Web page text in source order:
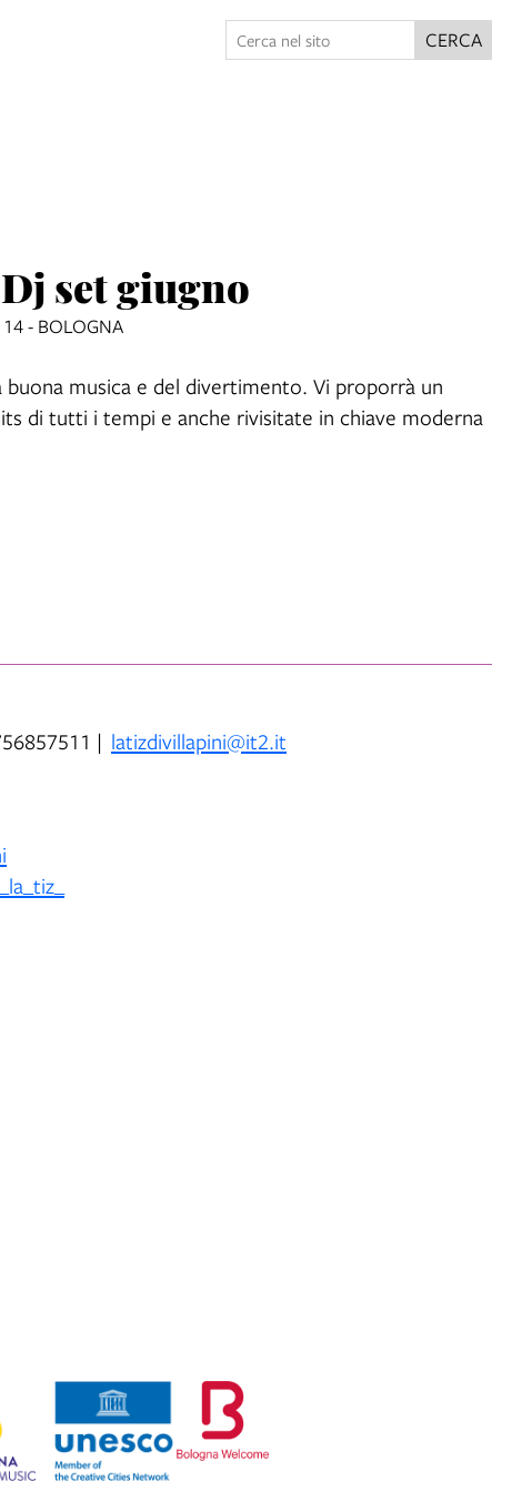
CERCA
set giugno
14 - BOLOGNA
musica e del divertimento. Vi proporrà un
di tutti i tempi e anche rivisitate in chiave moderna
| latizdivillapini@it2.it